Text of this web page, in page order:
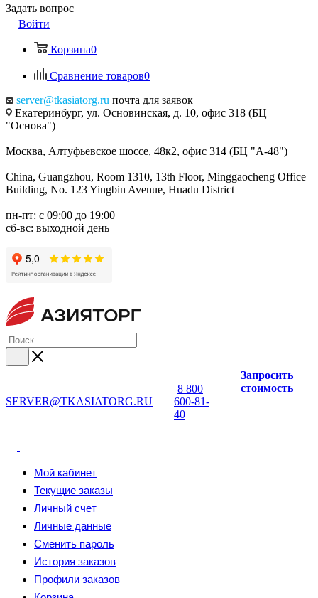
Задать вопрос
Войти
Корзина0
Сравнение товаров0
server@tkasiatorg.ru почта для заявок
Екатеринбург, ул. Основинская, д. 10, офис 318 (БЦ
"Основа")
Москва, Алтуфьевское шоссе, 48к2, офис 314 (БЦ "А-48")
China, Guangzhou, Room 1310, 13th Floor, Minggaocheng Office
Building, No. 123 Yingbin Avenue, Huadu District
пн-пт: с 09:00 до 19:00
сб-вс: выходной день
SERVER@TKASIATORG.RU
8 800
600-81-
40
Запросить
стоимость
Мой кабинет
Текущие заказы
Личный счет
Личные данные
Сменить пароль
История заказов
Профили заказов